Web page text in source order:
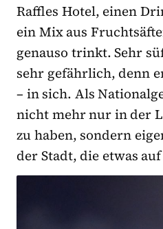
Raffles Hotel, einen
ein Mix aus
genauso trinkt. Sehr
sehr gefährlich, denn
– in sich. Als
nicht mehr nur in der
zu haben, sondern
der Stadt, die etwas